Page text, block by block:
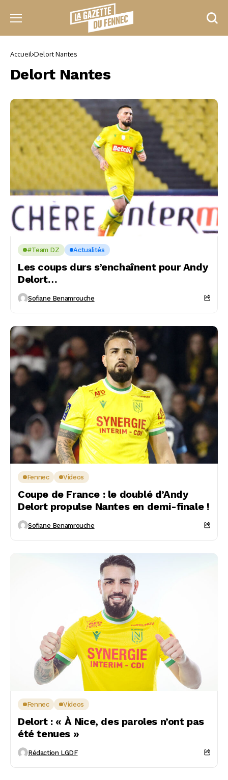
Accueil Delort Nantes
Delort Nantes
#Team DZ Actualités
Les coups durs s’enchaînent pour Andy
Delort…
Sofiane Benamrouche
Fennec Videos
Coupe de France : le doublé d’Andy
Delort propulse Nantes en demi-finale !
Sofiane Benamrouche
Fennec Videos
Delort : « À Nice, des paroles n’ont pas
été tenues »
Rédaction LGDF